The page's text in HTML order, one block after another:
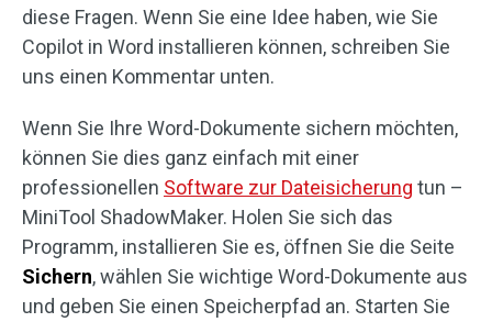
diese Fragen. Wenn Sie eine Idee haben, wie Sie
Copilot in Word installieren können, schreiben Sie
uns einen Kommentar unten.
Wenn Sie Ihre Word-Dokumente sichern möchten,
können Sie dies ganz einfach mit einer
professionellen Software zur Dateisicherung tun –
MiniTool ShadowMaker. Holen Sie sich das
Programm, installieren Sie es, öffnen Sie die Seite
Sichern, wählen Sie wichtige Word-Dokumente aus
und geben Sie einen Speicherpfad an. Starten Sie